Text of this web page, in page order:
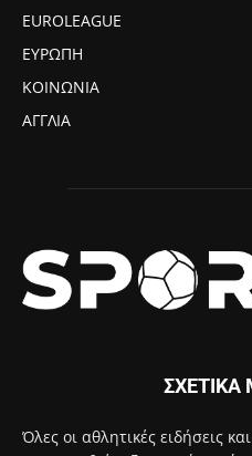
EUROLEAGUE
ΕΥΡΩΠΗ
ΚΟΙΝΩΝΙΑ
ΑΓΓΛΙΑ
Όλες οι αθλητικές ειδήσεις